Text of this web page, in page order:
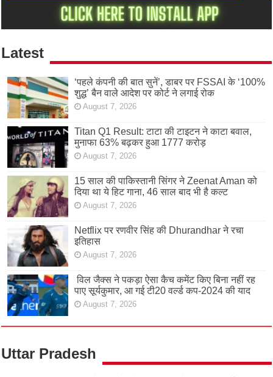
Latest
‘पहले कंपनी की बात सुनें’, डाबर पर FSSAI के ‘100%
शुद्ध’ बैन वाले आदेश पर कोर्ट ने लगाई रोक
August 7, 2026
Titan Q1 Result: टाटा की टाइटन ने काटा बवाल,
मुनाफा 63% बढ़कर हुआ 1777 करोड़
August 7, 2026
15 साल की पाकिस्तानी सिंगर ने Zeenat Aman को
दिया था ये हिट गाना, 46 साल बाद भी है कल्ट
August 7, 2026
Netflix पर रणवीर सिंह की Dhurandhar ने रचा
इतिहास
August 7, 2026
विल जैक्स ने पकड़ा ऐसा कैच कमेंट किए बिना नहीं रह
पाए सूर्यकुमार, आ गई टी20 वर्ल्ड कप-2024 की याद
August 7, 2026
Uttar Pradesh